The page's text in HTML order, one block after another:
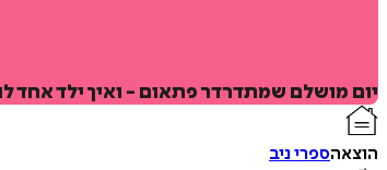
יום מושלם שמתדרדר פתאום - ואיך ילד אחד
הוצאהספרי ניב